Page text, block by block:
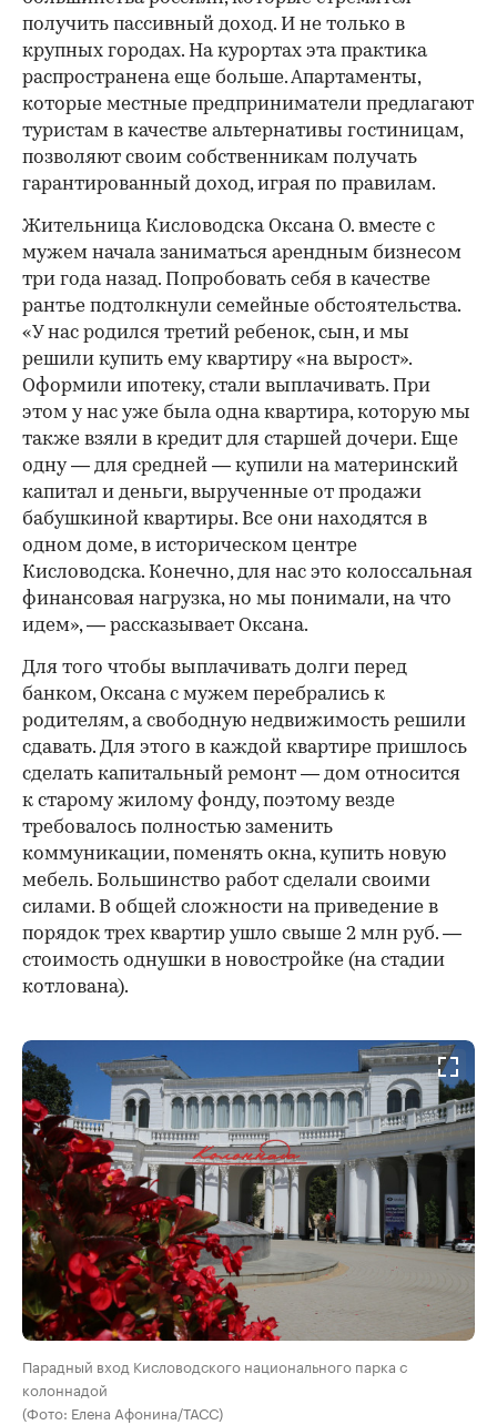
получить пассивный доход. И не только в
крупных городах. На курортах эта практика
распространена еще больше. Апартаменты,
которые местные предприниматели предлагают
туристам в качестве альтернативы гостиницам,
позволяют своим собственникам получать
гарантированный доход, играя по правилам.
Жительница Кисловодска Оксана О. вместе с
мужем начала заниматься арендным бизнесом
три года назад. Попробовать себя в качестве
рантье подтолкнули семейные обстоятельства.
«У нас родился третий ребенок, сын, и мы
решили купить ему квартиру «на вырост».
Оформили ипотеку, стали выплачивать. При
этом у нас уже была одна квартира, которую мы
также взяли в кредит для старшей дочери. Еще
одну — для средней — купили на материнский
капитал и деньги, вырученные от продажи
бабушкиной квартиры. Все они находятся в
одном доме, в историческом центре
Кисловодска. Конечно, для нас это колоссальная
финансовая нагрузка, но мы понимали, на что
идем», — рассказывает Оксана.
Для того чтобы выплачивать долги перед
банком, Оксана с мужем перебрались к
родителям, а свободную недвижимость решили
сдавать. Для этого в каждой квартире пришлось
сделать капитальный ремонт — дом относится
к старому жилому фонду, поэтому везде
требовалось полностью заменить
коммуникации, поменять окна, купить новую
мебель. Большинство работ сделали своими
силами. В общей сложности на приведение в
порядок трех квартир ушло свыше 2 млн руб. —
стоимость однушки в новостройке (на стадии
котлована).
Парадный вход Кисловодского национального парка с
колоннадой
(Фото: Елена Афонина/ТАСС)